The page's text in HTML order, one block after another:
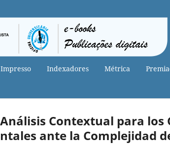
Indexadores Métrica
Contextual para los
ante la Complejidad